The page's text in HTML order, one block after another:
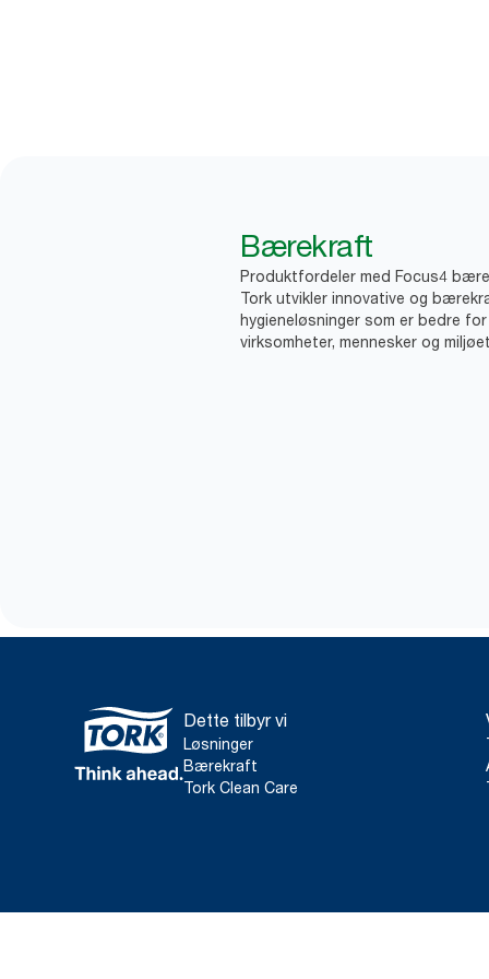
Bærekraft
Produktfordeler med Focus4
Tork utvikler innovative og
hygieneløsninger som er bedre for
virksomheter, mennesker og
Dette tilbyr vi
Løsninger
Bærekraft
Tork Clean Care